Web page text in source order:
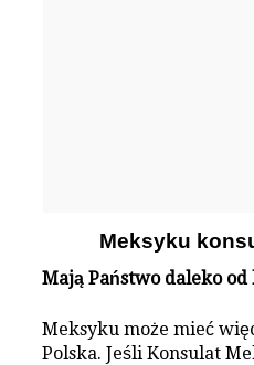
Meksyku
Mają Państwo daleko
Meksyku może mieć
Polska. Jeśli Konsulat